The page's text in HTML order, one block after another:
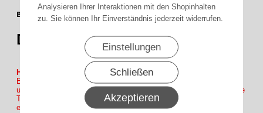
Analysieren Ihrer Interaktionen mit den Shopinhalten
zu. Sie können Ihr Einverständnis jederzeit widerrufen.
Einstellungen
Schließen
Akzeptieren
Bahnbreite
177 cm
(69,7)
Dessin 92-2065
Hinweis :
Bitte Beachten Sie bei Bestellung auf Tuch Höhe auf Sicherheits
umwicklung von ca. 10 bis 15 cm auf Welle ( Beispiel : Sichtbare
Tuchhöhe 220cm Maßeingabe 220 +10cm = 230cm Bestellmaß
eingabe )